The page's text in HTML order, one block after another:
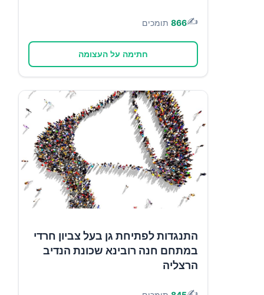
✍️
866 תומכים
חתימה על העצומה
התנגדות לפתיחת גן בעל צביון חרדי
במתחם חנה רובינא שכונת הנדיב
הרצליה